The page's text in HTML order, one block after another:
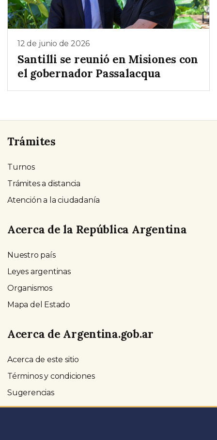
12 de junio de 2026
Santilli se reunió en Misiones con
el gobernador Passalacqua
Trámites
Turnos
Trámites a distancia
Atención a la ciudadanía
Acerca de la República Argentina
Nuestro país
Leyes argentinas
Organismos
Mapa del Estado
Acerca de Argentina.gob.ar
Acerca de este sitio
Términos y condiciones
Sugerencias